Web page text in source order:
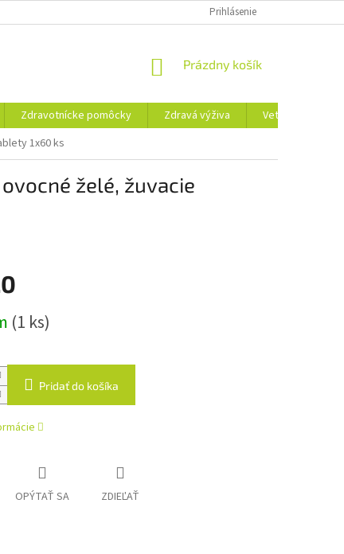
FORMULÁR REKLAMAČNÝ PORIADOKPrihlásenie
NÁKUPNÝ
Prázdny košík
Zdravotnícke pomôcky Zdravá výživa Veterina
1x60 ks
ovocné želé, žuvacie
(1 ks)
Pridať do košíka
OPÝTAŤ SA ZDIEĽAŤ